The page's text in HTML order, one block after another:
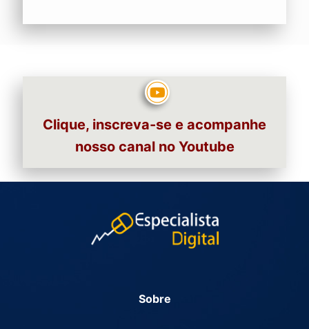
Clique, inscreva-se e acompanhe
nosso canal no Youtube
Sobre